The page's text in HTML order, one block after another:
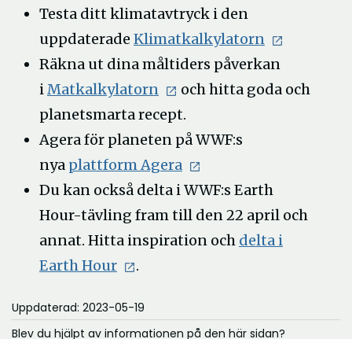
Testa ditt klimatavtryck i den
uppdaterade Klimatkalkylatorn
Räkna ut dina måltiders påverkan
iMatkalkylatorn
och hitta goda och
planetsmarta recept.
Agera för planeten på WWF:s
nya plattform Agera
Du kan också delta i WWF:s Earth
Hour-tävling fram till den 22 april och
annat. Hitta inspiration och delta i
Earth Hour
.
Uppdaterad: 2023-05-19
Blev du hjälpt av informationen på den här sidan?